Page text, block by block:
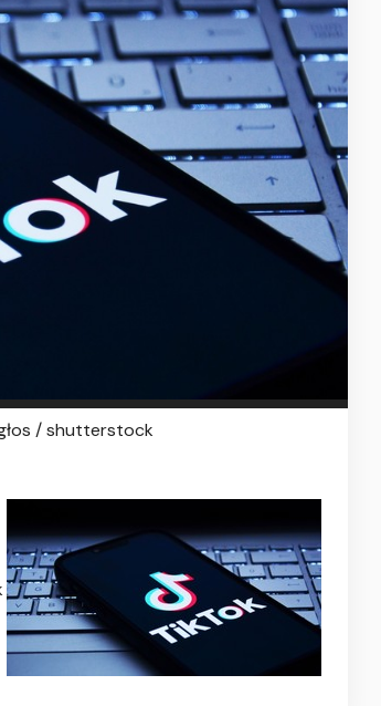
/ shutterstock